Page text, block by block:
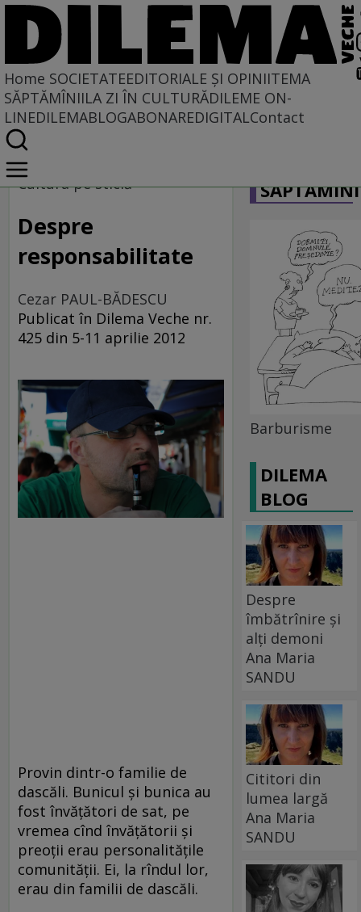
Home SOCIETATEEDITORIALE ȘI OPINIITEMA
SĂPTĂMÎNIILA ZI ÎN CULTURĂDILEME ON-
LINEDILEMABLOGABONAREDIGITALContact
Home
Societate
MASS COMEDIA
Cultura pe sticlă
Despre
responsabilitate
Cezar PAUL-BĂDESCU
Publicat în Dilema Veche nr.
425 din 5-11 aprilie 2012
Provin dintr-o familie de
dascăli. Bunicul şi bunica au
fost învăţători de sat, pe
vremea cînd învăţătorii şi
preoţii erau personalităţile
comunităţii. Ei, la rîndul lor,
erau din familii de dascăli.
Barburisme
DILEMA
BLOG
Despre
îmbătrînire și
alți demoni
Ana Maria
SANDU
Cititori din
lumea largă
Ana Maria
SANDU